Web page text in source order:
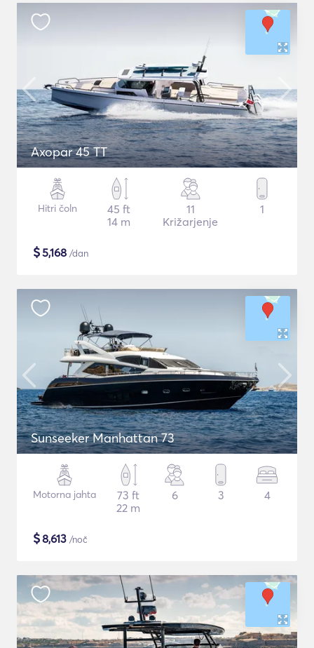
Axopar 45 TT
Hitri čoln
45 ft
14 m
11
Križarjenje
1
$5,168 /dan
Sunseeker Manhattan 73
Motorna jahta
73 ft
22 m
6 3 4
$8,613 /noč